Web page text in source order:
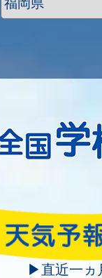
▶直近一ヵ